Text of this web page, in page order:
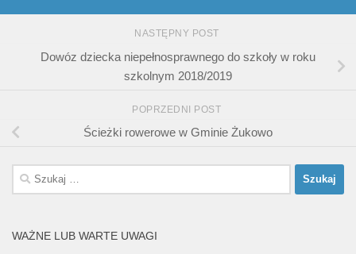
NASTĘPNY POST
Dowóz dziecka niepełnosprawnego do szkoły w roku
szkolnym 2018/2019
POPRZEDNI POST
Ścieżki rowerowe w Gminie Żukowo
Szukaj:
WAŻNE LUB WARTE UWAGI